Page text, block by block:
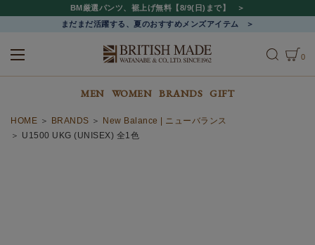
BM厳選パンツ、裾上げ無料【8/9(日)まで】
まだまだ活躍する、夏のおすすめメンズアイテム
0
MEN WOMEN BRANDS GIFT
HOME BRANDS
New Balance | ニューバランス
U1500 UKG (UNISEX) 全1色